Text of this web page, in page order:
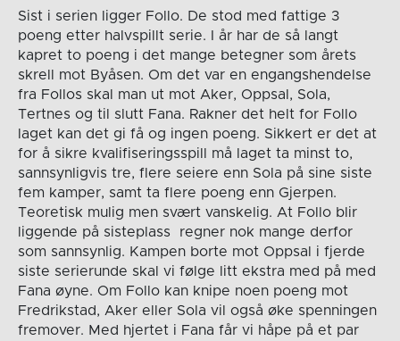
Sist i serien ligger Follo. De stod med fattige 3
poeng etter halvspillt serie. I år har de så langt
kapret to poeng i det mange betegner som årets
skrell mot Byåsen. Om det var en engangshendelse
fra Follos skal man ut mot Aker, Oppsal, Sola,
Tertnes og til slutt Fana. Rakner det helt for Follo
laget kan det gi få og ingen poeng. Sikkert er det at
for å sikre kvalifiseringsspill må laget ta minst to,
sannsynligvis tre, flere seiere enn Sola på sine siste
fem kamper, samt ta flere poeng enn Gjerpen.
Teoretisk mulig men svært vanskelig. At Follo blir
liggende på sisteplass regner nok mange derfor
som sannsynlig. Kampen borte mot Oppsal i fjerde
siste serierunde skal vi følge litt ekstra med på med
Fana øyne. Om Follo kan knipe noen poeng mot
Fredrikstad, Aker eller Sola vil også øke spenningen
fremover. Med hjertet i Fana får vi håpe på et par